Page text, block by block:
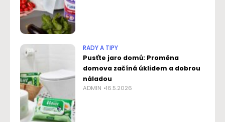
RADY A TIPY
Pusťte jaro domů: Proměna
domova začíná úklidem a dobrou
náladou
ADMIN 16.5.2026